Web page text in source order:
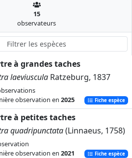
15
observateurs
à grandes taches
laeviuscula Ratzeburg, 1837
observation en 2025 Fiche espèce
à petites taches
quadripunctata(Linnaeus, 1758)
observation en 2021 Fiche espèce